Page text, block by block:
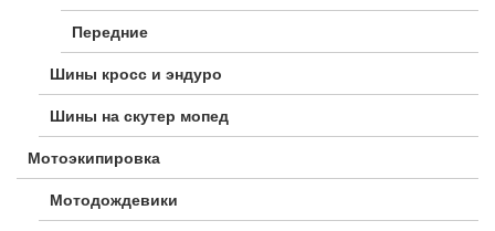
Передние
Шины кросс и эндуро
Шины на скутер мопед
Мотоэкипировка
Мотодождевики